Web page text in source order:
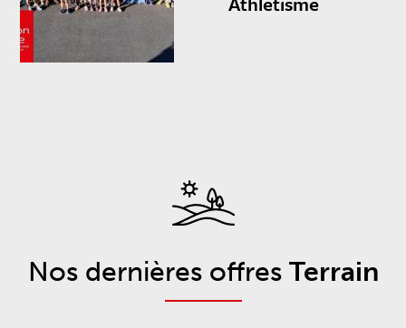
Nos dernières offres Terrain